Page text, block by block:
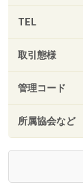
TEL
取引態様
管理コード
所属協会など